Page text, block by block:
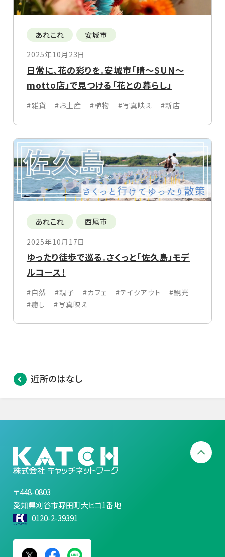
あれこれ
安城市
2025年10月23日
日常に、花の彩りを。安城市「晴〜SUN〜
motto店」で見つける「花との暮らし」
#雑貨 #お土産 #植物 #写真映え #新店
あれこれ
西尾市
2025年10月17日
ゆったり徒歩で巡る。さくっと「佐久島」モデ
ルコース！
#自然 #親子 #カフェ #テイクアウト
#観光
#癒し
#写真映え
近所のはなし
〒448-0803
愛知県刈谷市野田町大ヒゴ1番地
0120-2-39391